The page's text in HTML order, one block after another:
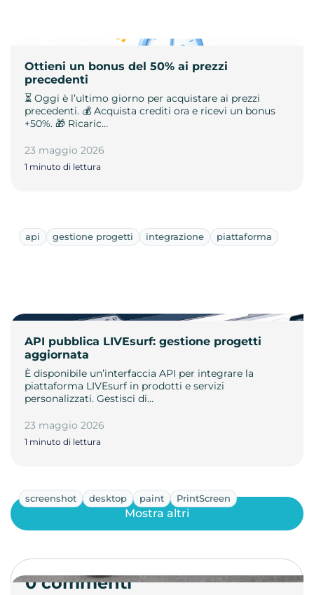
Ottieni un bonus del 50% ai prezzi
precedenti
⏳ Oggi è l’ultimo giorno per acquistare ai prezzi
precedenti. 💰 Acquista crediti ora e ricevi un bonus
+50%. 🎁 Ricaric…
23 maggio 2026
1 minuto di lettura
api gestione progetti integrazione piattaforma
API pubblica LIVEsurf: gestione progetti
aggiornata
È disponibile un’interfaccia API per integrare la
piattaforma LIVEsurf in prodotti e servizi
personalizzati. Gestisci di…
23 maggio 2026
1 minuto di lettura
screenshot desktop paint PrintScreen
Mostra altri
0 commenti